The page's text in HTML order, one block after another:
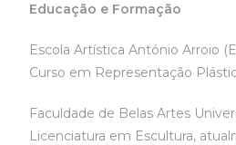
Educação e Formação
Escola Artística António Arroio
Curso em Representação
Faculdade de Belas Artes
Licenciatura em Escultura,